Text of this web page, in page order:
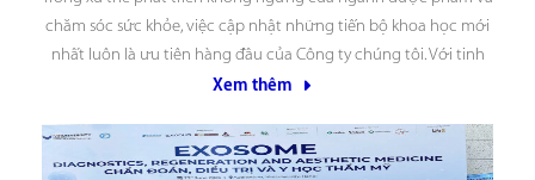
chăm sóc sức khỏe, việc cập nhật những tiến bộ khoa học mới
nhất luôn là ưu tiên hàng đầu của Công ty chúng tôi. Với tinh
thần đó, ngày 23/6/2026, đại diện Phòng Nghiên cứu & Phát
Xem thêm